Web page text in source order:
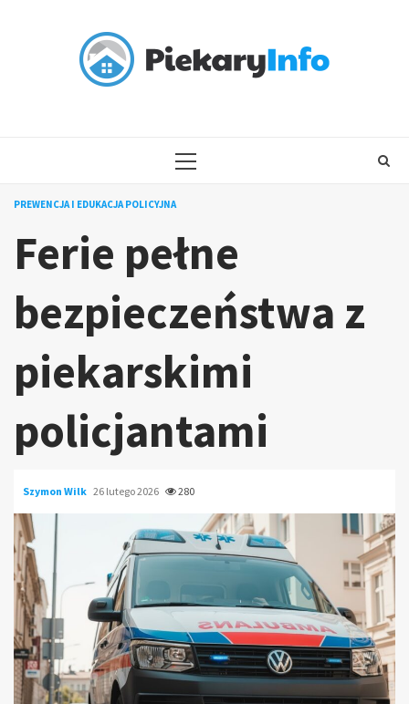
PRIMARY
PREWENCJA I EDUKACJA POLICYJNA
Ferie pełne
bezpieczeństwa z
piekarskimi
policjantami
Szymon Wilk 26 lutego 2026 280